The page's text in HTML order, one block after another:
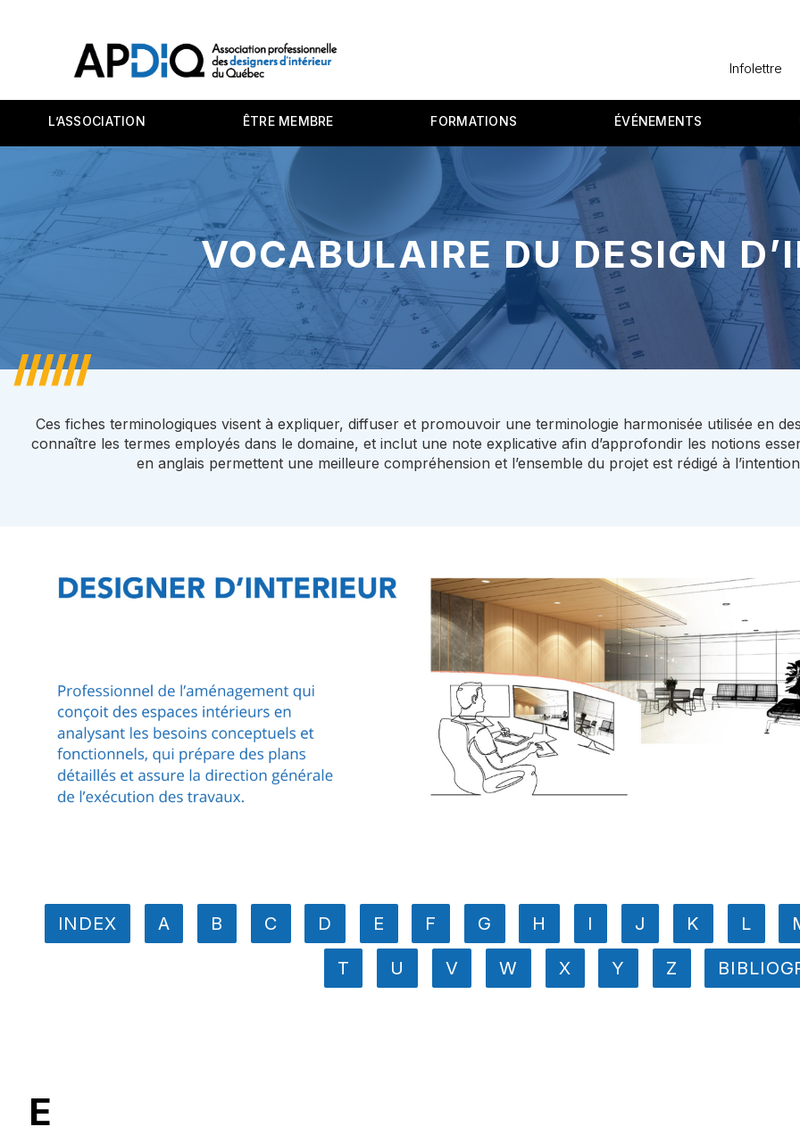
Infolettre
L’ASSOCIATION ÊTRE MEMBRE FORMATIONS ÉVÉNEMENTS
VOCABULAIRE DU DESIGN
Ces fiches terminologiques visent à expliquer, diffuser et promouvoir une terminologie harmonisée utilisée en
connaître les termes employés dans le domaine, et inclut une note explicative afin d’approfondir les notions
en anglais permettent une meilleure compréhension et l’ensemble du projet est rédigé à
INDEX A B C D E F G H I J K L
T U V W X Y Z
E